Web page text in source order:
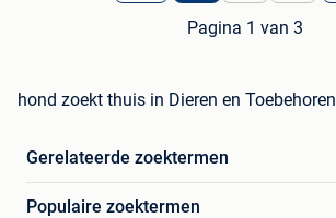
Pagina 1 van 3
hond zoekt thuis in Dieren en Toebehoren
Gerelateerde zoektermen
Populaire zoektermen